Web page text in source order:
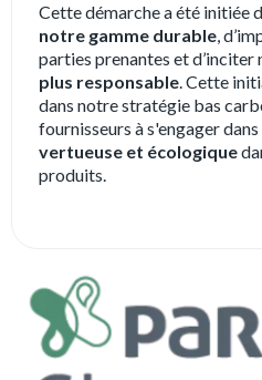
Cette démarche a été initiée
notre gamme durable,
parties prenantes et d’inciter
plus responsable. Cette
dans notre stratégie bas
fournisseurs à s'engager
vertueuse et écologique
produits.